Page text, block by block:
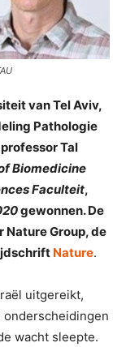
van Tel Aviv,
Pathologie
Tal
Biomedicine
Faculteit,
gewonnen. De
Group, de
Nature.
uitgereikt,
onderscheidingen
wacht sleepte.